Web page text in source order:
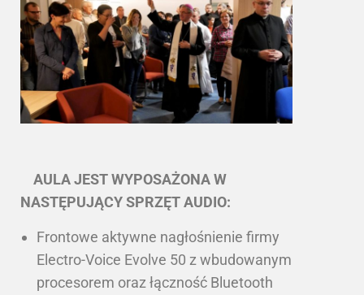
AULA JEST WYPOSAŻONA W
NASTĘPUJĄCY SPRZĘT AUDIO:
Frontowe aktywne nagłośnienie firmy
Electro-Voice Evolve 50 z wbudowanym
procesorem oraz łączność Bluetooth